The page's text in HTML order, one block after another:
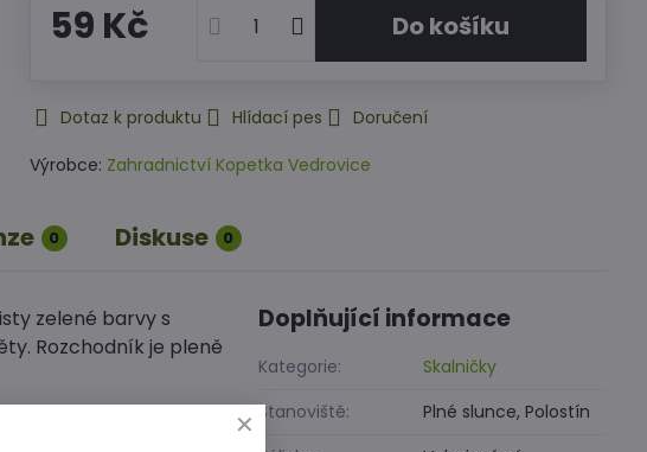
59 Kč Do košíku
Dotaz k produktu Hlídací pes
Doručení
Výrobce: Zahradnictví Kopetka Vedrovice
0 Diskuse 0
zelené barvy s
Rozchodník je pleně
Doplňující informace
Kategorie:
Skalničky
Stanoviště:
Plné slunce, Polostín